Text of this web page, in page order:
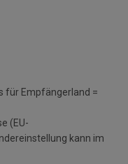
für Empfängerland =
(EU-
kann im